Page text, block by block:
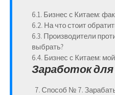
6.1. Бизнес с Китаем:
6.2. На что стоит
6.3. Производители
выбрать?
6.4. Бизнес с Китаем:
Заработок для
Способ № 7.